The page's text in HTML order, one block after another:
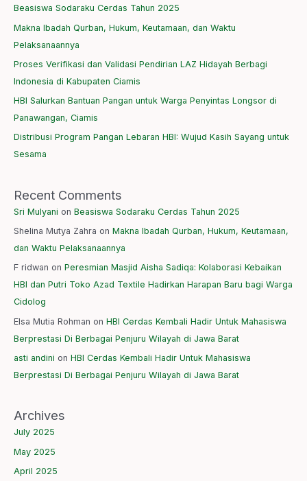
Beasiswa Sodaraku Cerdas Tahun 2025
Makna Ibadah Qurban, Hukum, Keutamaan, dan Waktu
Pelaksanaannya
Proses Verifikasi dan Validasi Pendirian LAZ Hidayah Berbagi
Indonesia di Kabupaten Ciamis
HBI Salurkan Bantuan Pangan untuk Warga Penyintas Longsor di
Panawangan, Ciamis
Distribusi Program Pangan Lebaran HBI: Wujud Kasih Sayang untuk
Sesama
Recent Comments
Sri Mulyani on Beasiswa Sodaraku Cerdas Tahun 2025
Shelina Mutya Zahra on Makna Ibadah Qurban, Hukum, Keutamaan,
dan Waktu Pelaksanaannya
F ridwan on Peresmian Masjid Aisha Sadiqa: Kolaborasi Kebaikan
HBI dan Putri Toko Azad Textile Hadirkan Harapan Baru bagi Warga
Cidolog
Elsa Mutia Rohman on HBI Cerdas Kembali Hadir Untuk Mahasiswa
Berprestasi Di Berbagai Penjuru Wilayah di Jawa Barat
asti andini on HBI Cerdas Kembali Hadir Untuk Mahasiswa
Berprestasi Di Berbagai Penjuru Wilayah di Jawa Barat
Archives
July 2025
May 2025
April 2025